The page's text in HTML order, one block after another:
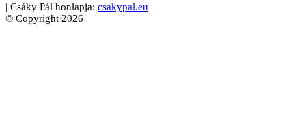
| Csáky Pál honlapja: csakypal.eu
© Copyright 2026